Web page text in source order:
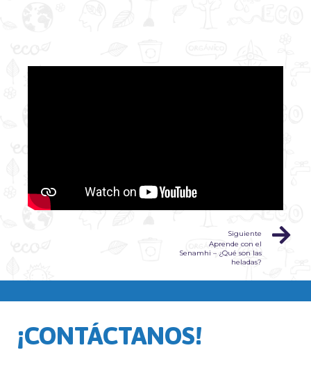
Siguiente
Aprende con el
Senamhi – ¿Qué son las
heladas?
¡CONTÁCTANOS!